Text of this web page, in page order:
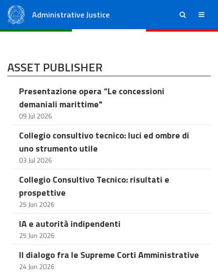
Administrative Justice ricerca menu
ASSET PUBLISHER
Presentazione opera “Le concessioni
demaniali marittime"
09 Jul 2026
Collegio consultivo tecnico: luci ed ombre di
uno strumento utile
03 Jul 2026
Collegio Consultivo Tecnico: risultati e
prospettive
25 Jun 2026
IA e autorità indipendenti
25 Jun 2026
Il dialogo fra le Supreme Corti Amministrative
24 Jun 2026